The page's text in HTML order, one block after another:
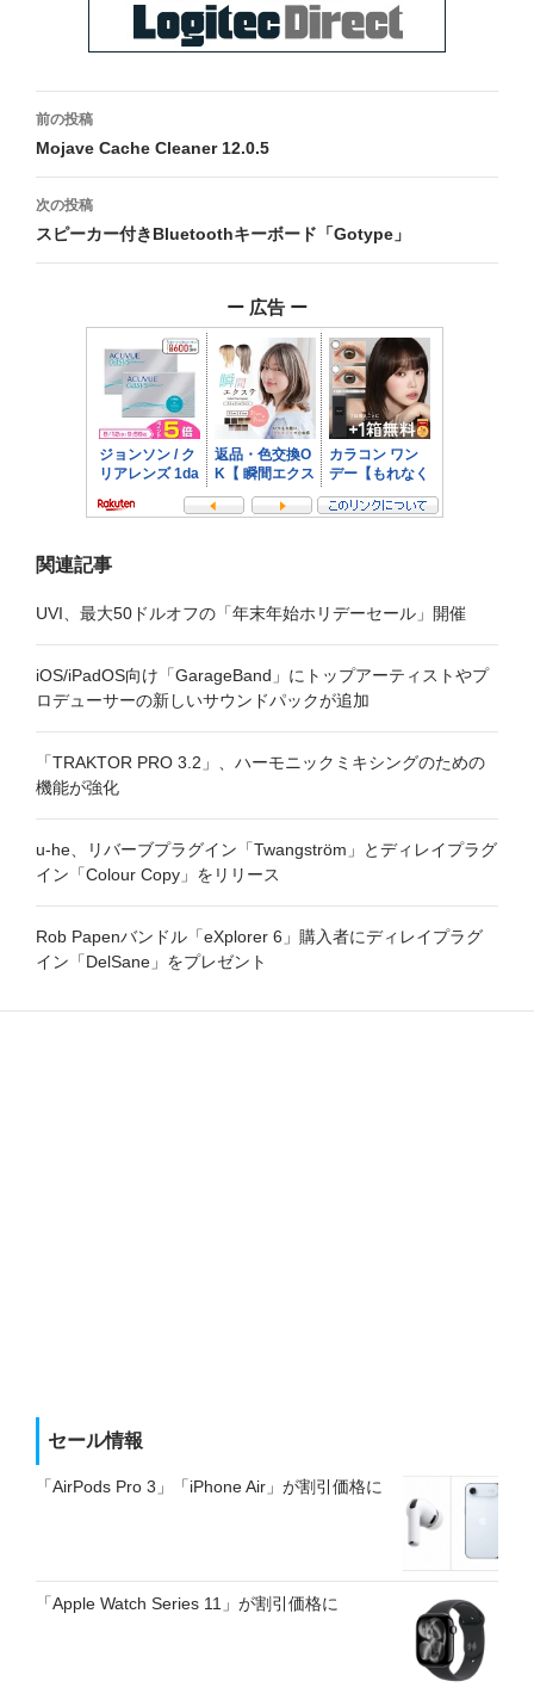
投
稿
ナ
ビ
前の投稿
Mojave Cache Cleaner 12.0.5
次の投稿
スピーカー付きBluetoothキーボード「Gotype」
ー 広告 ー
関連記事
UVI、最大50ドルオフの「年末年始ホリデーセール」開催
iOS/iPadOS向け「GarageBand」にトップアーティストやプ
ロデューサーの新しいサウンドパックが追加
「TRAKTOR PRO 3.2」、ハーモニックミキシングのための
機能が強化
u-he、リバーブプラグイン「Twangström」とディレイプラグ
イン「Colour Copy」をリリース
Rob Papenバンドル「eXplorer 6」購入者にディレイプラグ
イン「DelSane」をプレゼント
セール情報
「AirPods Pro 3」「iPhone Air」が割引価格に
「Apple Watch Series 11」が割引価格に